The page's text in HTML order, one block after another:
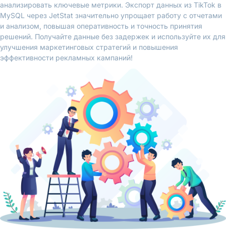
анализировать ключевые метрики. Экспорт данных из TikTok в
MySQL через JetStat значительно упрощает работу с отчетами
и анализом, повышая оперативность и точность принятия
решений. Получайте данные без задержек и используйте их для
улучшения маркетинговых стратегий и повышения
эффективности рекламных кампаний!